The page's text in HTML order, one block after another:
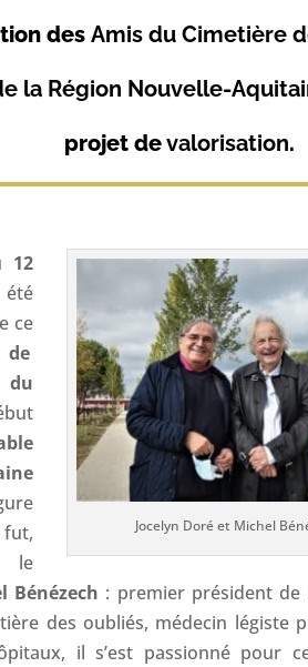
desAmis du Cimetière
la Région Nouvelle-
projet devalorisation.
Jocelyn Doré et Michel
12
été
ce
de
le
Bénézech : premier président de
des oubliés, médecin légiste
il s’est passionné pour